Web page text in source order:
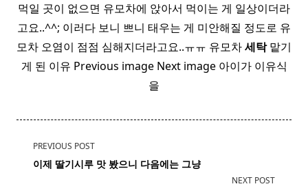
먹일 곳이 없으면 유모차에 앉아서 먹이는 게 일상이더라
고요..^^; 이러다 보니 쁘니 태우는 게 미안해질 정도로 유
모차 오염이 점점 심해지더라고요..ㅠㅠ 유모차세탁맡기
게 된 이유 Previous image Next image 아이가 이유식
을
<span
class="nav-
PREVIOUS POST
이제 딸기시루 맛 봤으니 다음에는 그냥
NEXT POST